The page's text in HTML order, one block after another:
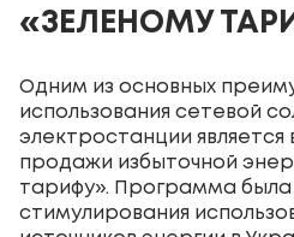
«ЗЕЛЕНОМУ
Одним из основных
использования сетевой
электростанции
продажи избыточной
тарифу». Программа была
стимулирования